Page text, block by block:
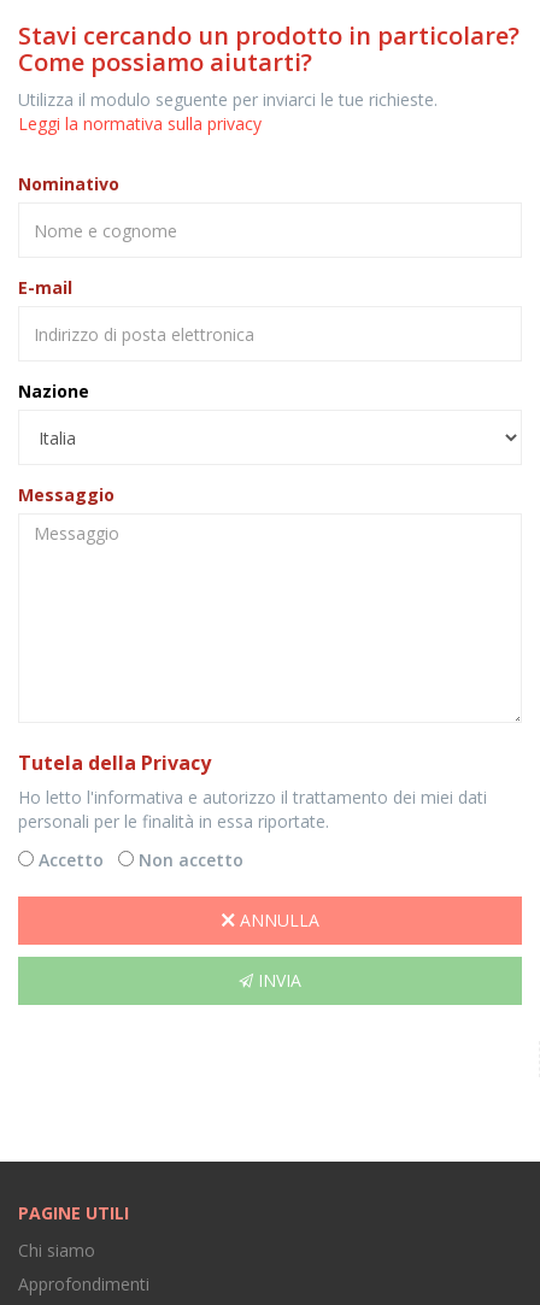
Stavi cercando un prodotto in particolare?
Come possiamo aiutarti?
Utilizza il modulo seguente per inviarci le tue richieste.
Leggi la normativa sulla privacy
Nominativo
E-mail
Nazione
Messaggio
Tutela della Privacy
Ho letto l'informativa e autorizzo il trattamento dei miei dati
personali per le finalità in essa riportate.
Accetto
Non accetto
ANNULLA
INVIA
PAGINE UTILI
Chi siamo
Approfondimenti